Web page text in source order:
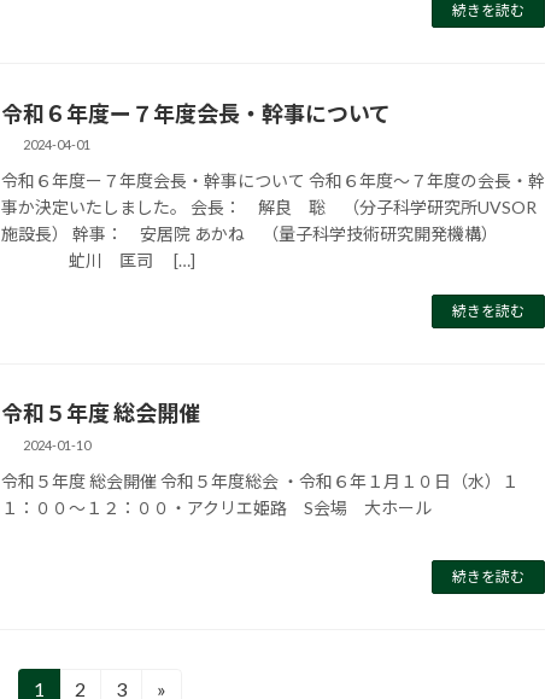
続きを読む
令和６年度ー７年度会長・幹事について
2024-04-01
令和６年度ー７年度会長・幹事について 令和６年度～７年度の会長・幹
事か決定いたしました。 会長： 解良 聡 （分子科学研究所UVSOR
施設長） 幹事： 安居院 あかね （量子科学技術研究開発機構）
虻川 匡司 […]
続きを読む
令和５年度 総会開催
2024-01-10
令和５年度 総会開催 令和５年度総会 ・令和６年１月１０日（水）１
１：００～１２：００・アクリエ姫路 S会場 大ホール
続きを読む
固
1 固
2 固
3 »